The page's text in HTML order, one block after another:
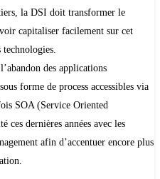
la DSI doit transformer le
capitaliser facilement sur cet
des applications
forme de process accessibles via
SOA (Service Oriented
ces dernières années avec les
afin d’accentuer encore plus